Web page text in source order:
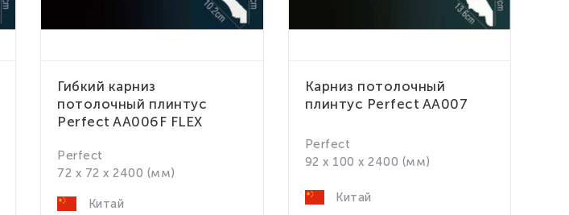
Гибкий карниз
потолочный плинтус
Perfect AA006F FLEX
Perfect
72 x 72 x 2400 (мм)
Китай
Карниз потолочный
плинтус Perfect AA007
Perfect
92 x 100 x 2400 (мм)
Китай